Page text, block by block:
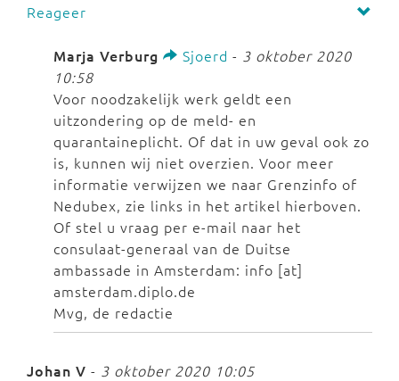
Reageer
Marja Verburg Sjoerd - 3 oktober 2020
10:58
Voor noodzakelijk werk geldt een
uitzondering op de meld- en
quarantaineplicht. Of dat in uw geval ook zo
is, kunnen wij niet overzien. Voor meer
informatie verwijzen we naar Grenzinfo of
Nedubex, zie links in het artikel hierboven.
Of stel u vraag per e-mail naar het
consulaat-generaal van de Duitse
ambassade in Amsterdam: info [at]
amsterdam.diplo.de
Mvg, de redactie
Johan V - 3 oktober 2020 10:05